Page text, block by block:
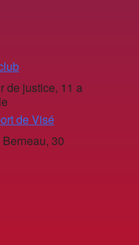
de justice, 11 a
de Visé
30